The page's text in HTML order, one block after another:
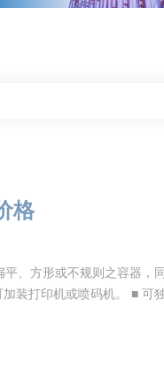
格
、方形或不规则之容器，
装打印机或喷码机。 ■ 可